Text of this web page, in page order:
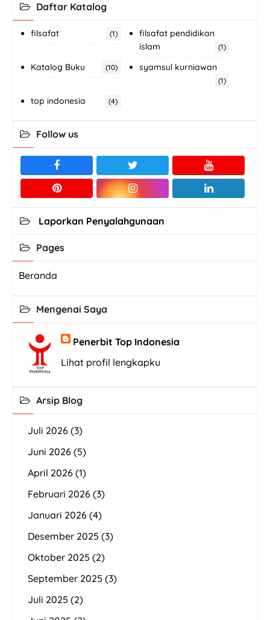
Daftar Katalog
filsafat (1)
filsafat pendidikan
islam
(1)
Katalog Buku (10) syamsul kurniawan
(1)
top indonesia (4)
Follow us
Laporkan Penyalahgunaan
Pages
Beranda
Mengenai Saya
Penerbit Top Indonesia
Lihat profil lengkapku
Arsip Blog
Juli 2026 (3)
Juni 2026 (5)
April 2026 (1)
Februari 2026 (3)
Januari 2026 (4)
Desember 2025 (3)
Oktober 2025 (2)
September 2025 (3)
Juli 2025 (2)